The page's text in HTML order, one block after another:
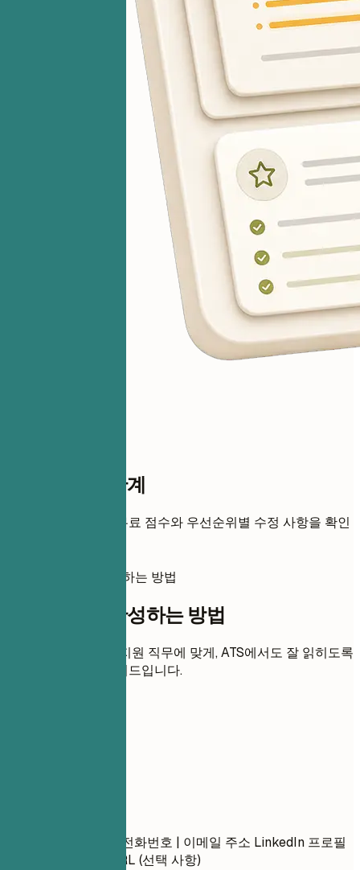
점수까지 한 단계
이력서를 추가하면 무료 점수와 우선순위별 수정 사항을 확인
이 이력서를 완성하는 방법
이 이력서를 완성하는 방법
각 섹션을 명확하고 지원 직무에 맞게, ATS에서도 잘 읽히도록
다듬는 실용적인 가이드입니다.
이름 도시, 우편번호 전화번호 | 이메일 주소 LinkedIn 프로필
URL | 포트폴리오 URL (선택 사항)